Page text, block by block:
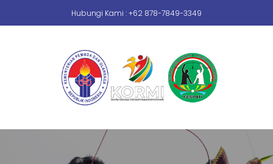
Hubungi Kami : +62 878-7849-3349